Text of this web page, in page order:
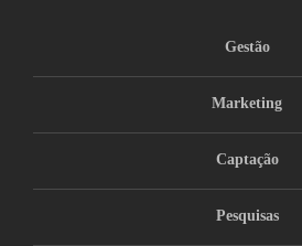
Gestão
Marketing
Captação
Pesquisas